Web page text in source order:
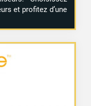
et profitez d’une